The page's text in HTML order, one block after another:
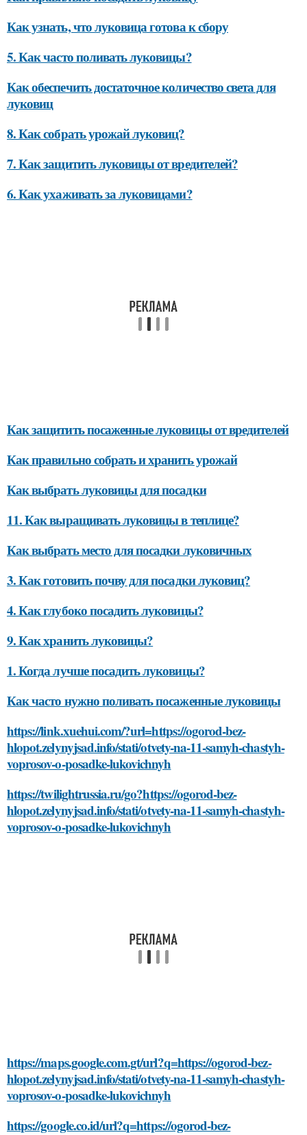
Как узнать, что луковица готова к сбору
5. Как часто поливать луковицы?
Как обеспечить достаточное количество света для
луковиц
8. Как собрать урожай луковиц?
7. Как защитить луковицы от вредителей?
6. Как ухаживать за луковицами?
Как защитить посаженные луковицы от вредителей
Как правильно собрать и хранить урожай
Как выбрать луковицы для посадки
11. Как выращивать луковицы в теплице?
Как выбрать место для посадки луковичных
3. Как готовить почву для посадки луковиц?
4. Как глубоко посадить луковицы?
9. Как хранить луковицы?
1. Когда лучше посадить луковицы?
Как часто нужно поливать посаженные луковицы
https://link.xuehui.com/?url=https://ogorod-bez-
hlopot.zelynyjsad.info/stati/otvety-na-11-samyh-chastyh-
voprosov-o-posadke-lukovichnyh
https://twilightrussia.ru/go?https://ogorod-bez-
hlopot.zelynyjsad.info/stati/otvety-na-11-samyh-chastyh-
voprosov-o-posadke-lukovichnyh
https://maps.google.com.gt/url?q=https://ogorod-bez-
hlopot.zelynyjsad.info/stati/otvety-na-11-samyh-chastyh-
voprosov-o-posadke-lukovichnyh
https://google.co.id/url?q=https://ogorod-bez-